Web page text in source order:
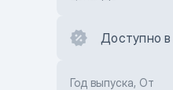
Доступно
Год выпуска, От